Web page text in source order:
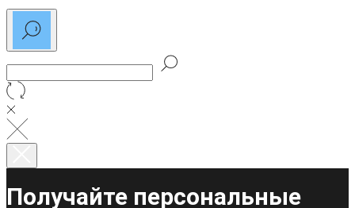
Получайте персональные